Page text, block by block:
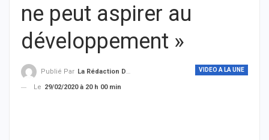
ne peut aspirer au
développement »
VIDEO A LA UNE
Publié Par La Rédaction De THIEYSENEGAL.com
Le 29/02/2020 à 20 h 00 min